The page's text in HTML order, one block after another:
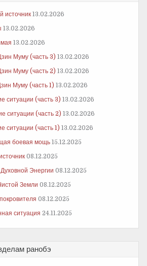
источник 13.02.2026
13.02.2026
13.02.2026
Муму (часть 3) 13.02.2026
Муму (часть 2) 13.02.2026
Муму (часть 1) 13.02.2026
ситуации (часть 3) 13.02.2026
ситуации (часть 2) 13.02.2026
ситуации (часть 1) 13.02.2026
боевая мощь 15.12.2025
08.12.2025
Энергии 08.12.2025
Земли 08.12.2025
08.12.2025
ситуация 24.11.2025
ранобэ